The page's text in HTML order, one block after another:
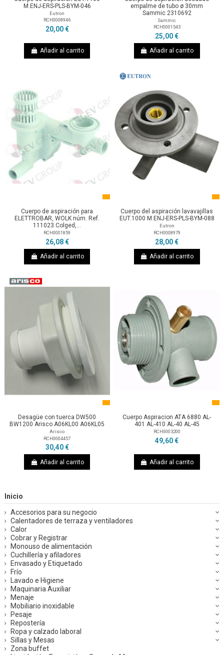
M.ENJ-ERS-PLS-BYM-046
Eutron
RCH0008946
20,00 €
Añadir al carrito
empalme de tubo ø 30mm
Sammic 2310692
Sammic
RCH0001543
25,00 €
Añadir al carrito
Cuerpo de aspiración para
ELETTROBAR, WOLK núm. Ref.
111023 Colged,...
RCH0001859
26,08 €
Añadir al carrito
Cuerpo del aspiración lavavajillas
EUT.1000 M.ENJ-ERS-PLS-BYM-088
Eutron
RCH0008979
28,00 €
Añadir al carrito
Desagüe con tuerca DW500
BW1200 Arisco A06KL00 A06KL05
Arisco
RCH0004457
30,40 €
Añadir al carrito
Cuerpo Aspiracion ATA 6880 AL-
401 AL-410 AL-40 AL-45
RCH0003200
49,60 €
Añadir al carrito
Inicio
Accesorios para su negocio
Calentadores de terraza y ventiladores
Calor
Cobrar y Registrar
Monouso de alimentación
Cuchillería y afiladores
Envasado y Etiquetado
Frío
Lavado e Higiene
Maquinaria Auxiliar
Menaje
Mobiliario inoxidable
Pesaje
Repostería
Ropa y calzado laboral
Sillas y Mesas
Zona buffet